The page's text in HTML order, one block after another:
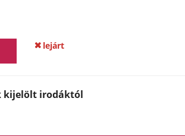
lejárt
kijelölt irodáktól